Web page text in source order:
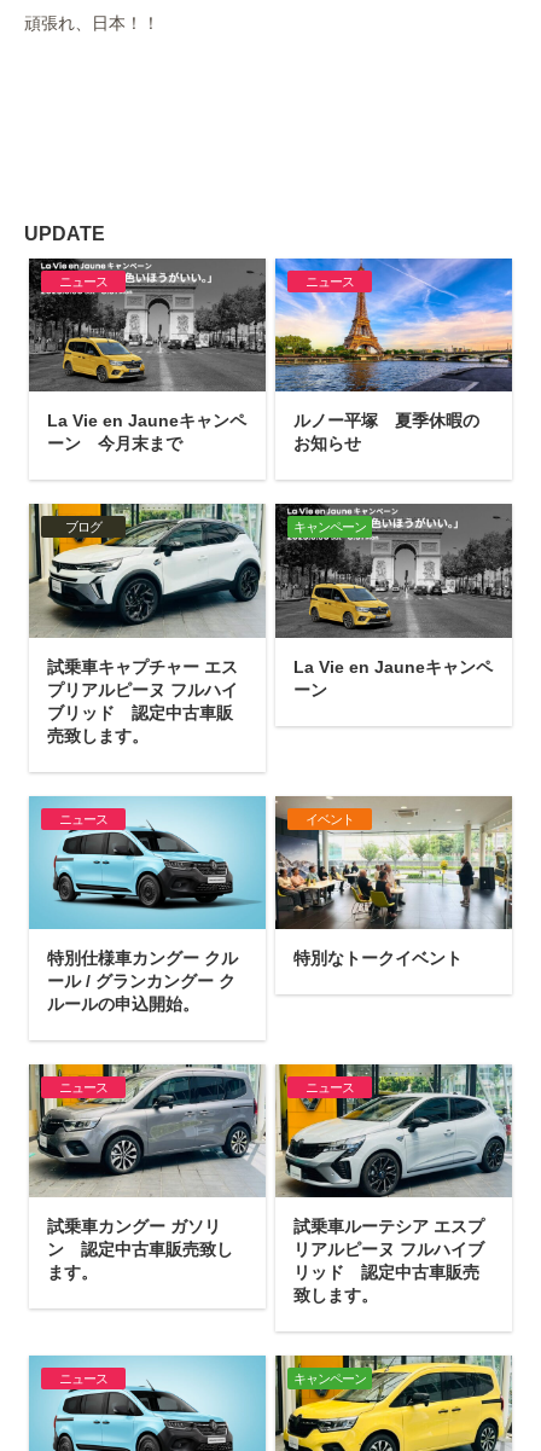
頑張れ、日本！！
UPDATE
ニュース
La Vie en Jauneキャンペ
ーン 今月末まで
ニュース
ルノー平塚 夏季休暇の
お知らせ
ブログ
試乗車キャプチャー エス
プリアルピーヌ フルハイ
ブリッド 認定中古車販
売致します。
キャンペーン
La Vie en Jauneキャンペ
ーン
ニュース
特別仕様車カングー クル
ール / グランカングー ク
ルールの申込開始。
イベント
特別なトークイベント
ニュース
試乗車カングー ガソリ
ン 認定中古車販売致し
ます。
ニュース
試乗車ルーテシア エスプ
リアルピーヌ フルハイブ
リッド 認定中古車販売
致します。
ニュース キャンペーン